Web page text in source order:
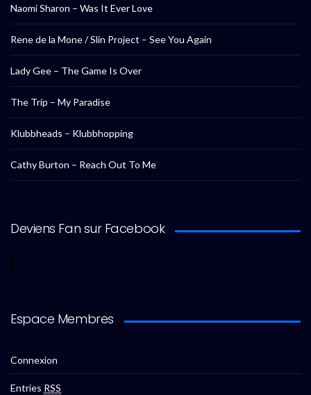
Naomi Sharon – Was It Ever Love
Rene de la Mone / Slin Project – See You Again
Lady Gee – The Game Is Over
The Trip – My Paradise
Klubbheads – Klubbhopping
Cathy Burton – Reach Out To Me
Deviens Fan sur Facebook
Espace Membres
Connexion
Entries RSS